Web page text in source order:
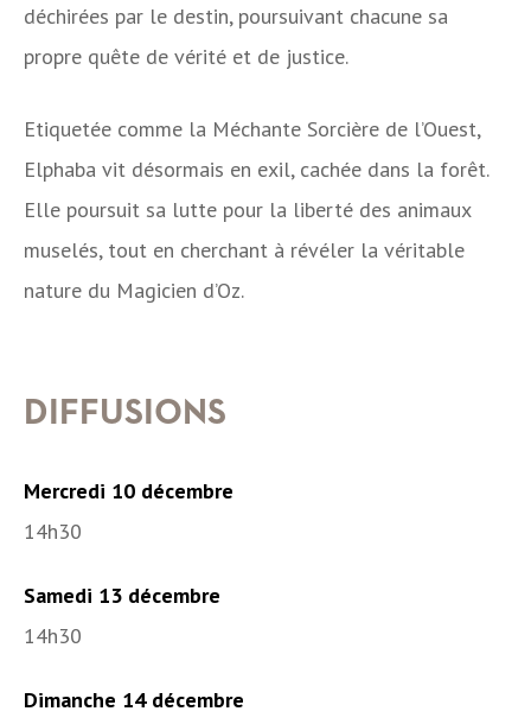
déchirées par le destin, poursuivant chacune sa
propre quête de vérité et de justice.
Etiquetée comme la Méchante Sorcière de l’Ouest,
Elphaba vit désormais en exil, cachée dans la forêt.
Elle poursuit sa lutte pour la liberté des animaux
muselés, tout en cherchant à révéler la véritable
nature du Magicien d’Oz.
DIFFUSIONS
Mercredi 10 décembre
14h30
Samedi 13 décembre
14h30
Dimanche 14 décembre